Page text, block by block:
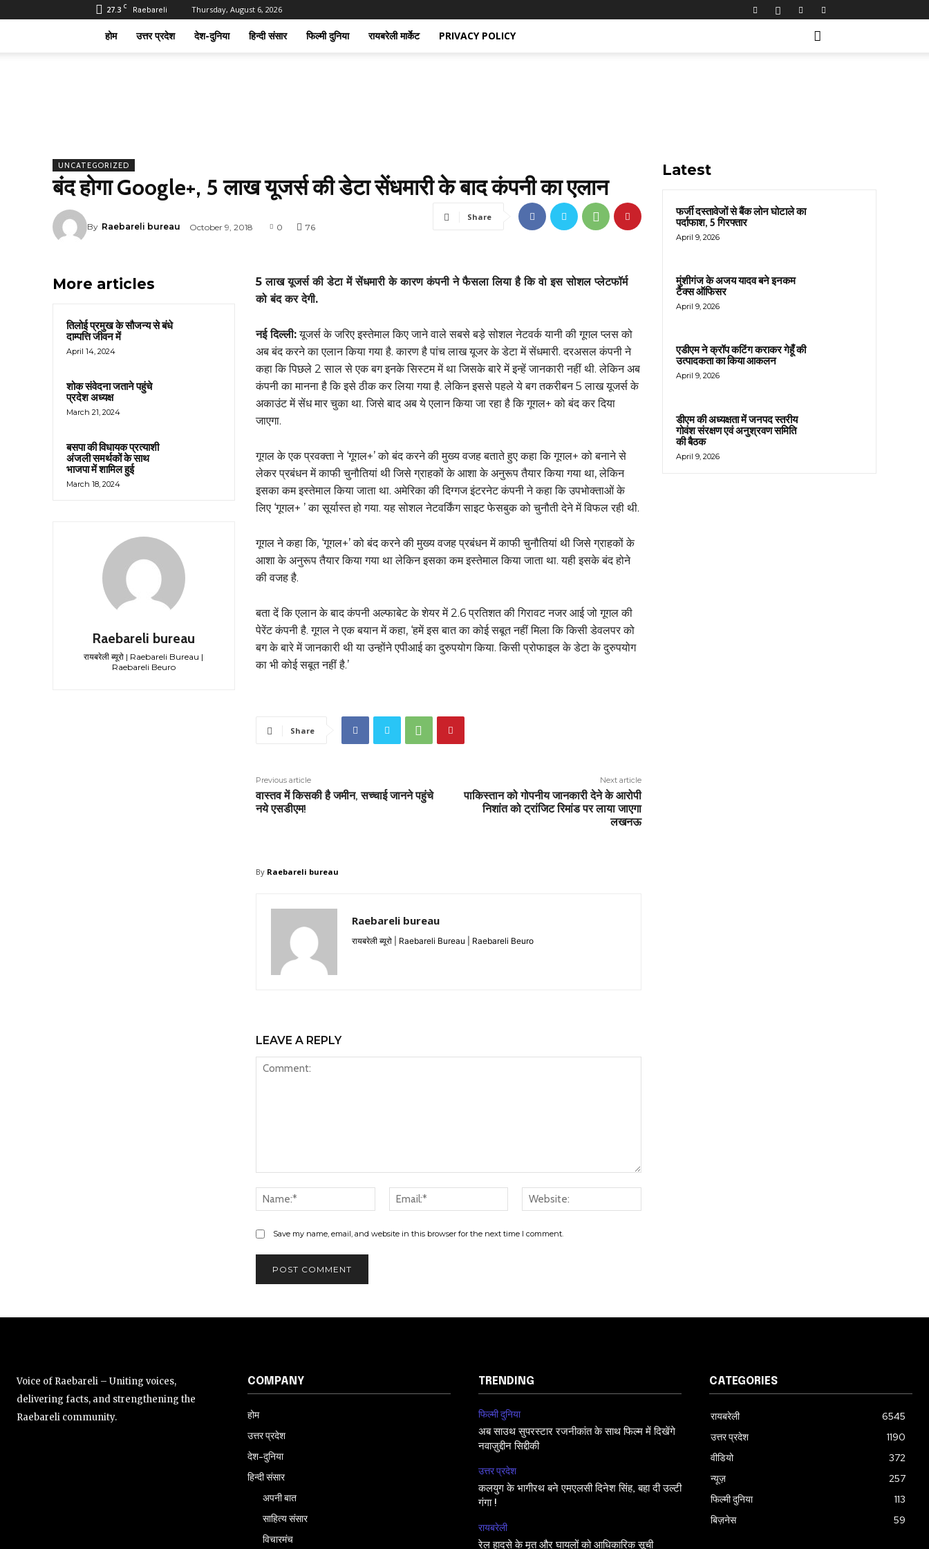
27.3 C Raebareli Thursday, August 6, 2026
होम उत्तर प्रदेश देश-दुनिया हिन्दी संसार फिल्मी दुनिया रायबरेली मार्केट PRIVACY POLICY
UNCATEGORIZED
बंद होगा Google+, 5 लाख यूजर्स की डेटा सेंधमारी के बाद कंपनी का एलान
By Raebareli bureau October 9, 2018 0 76
Share
More articles
तिलोई प्रमुख के सौजन्य से बंधे
दाम्पत्ति जीवन में
April 14, 2024
शोक संवेदना जताने पहुंचे
प्रदेश अध्यक्ष
March 21, 2024
बसपा की विधायक प्रत्याशी
अंजली समर्थकों के साथ
भाजपा में शामिल हुई
March 18, 2024
Raebareli bureau
रायबरेली ब्यूरो | Raebareli Bureau |
Raebareli Beuro
5 लाख यूजर्स की डेटा में सेंधमारी के कारण कंपनी ने फैसला लिया है कि वो इस सोशल प्लेटफॉर्म
को बंद कर देगी.
नई दिल्ली:यूजर्स के जरिए इस्तेमाल किए जाने वाले सबसे बड़े सोशल नेटवर्क यानी की गूगल प्लस को
अब बंद करने का एलान किया गया है. कारण है पांच लाख यूजर के डेटा में सेंधमारी. दरअसल कंपनी ने
कहा कि पिछले 2 साल से एक बग इनके सिस्टम में था जिसके बारे में इन्हें जानकारी नहीं थी. लेकिन अब
कंपनी का मानना है कि इसे ठीक कर लिया गया है. लेकिन इससे पहले ये बग तकरीबन 5 लाख यूजर्स के
अकाउंट में सेंध मार चुका था. जिसे बाद अब ये एलान किया जा रहा है कि गूगल+ को बंद कर दिया
जाएगा.
गूगल के एक प्रवक्ता ने ‘गूगल+’ को बंद करने की मुख्य वजह बताते हुए कहा कि गूगल+ को बनाने से
लेकर प्रबंधन में काफी चुनौतियां थी जिसे ग्राहकों के आशा के अनुरूप तैयार किया गया था, लेकिन
इसका कम इस्तेमाल किया जाता था. अमेरिका की दिग्गज इंटरनेट कंपनी ने कहा कि उपभोक्ताओं के
लिए ‘गूगल+ ’ का सूर्यास्त हो गया. यह सोशल नेटवर्किंग साइट फेसबुक को चुनौती देने में विफल रही थी.
गूगल ने कहा कि, ‘गूगल+’ को बंद करने की मुख्य वजह प्रबंधन में काफी चुनौतियां थी जिसे ग्राहकों के
आशा के अनुरूप तैयार किया गया था लेकिन इसका कम इस्तेमाल किया जाता था. यही इसके बंद होने
की वजह है.
बता दें कि एलान के बाद कंपनी अल्‍फाबेट के शेयर में 2.6 प्रतिशत की गिरावट नजर आई जो गूगल की
पेरेंट कंपनी है. गूगल ने एक बयान में कहा, ‘हमें इस बात का कोई सबूत नहीं मिला कि किसी डेवलपर को
बग के बारे में जानकारी थी या उन्‍होंने एपीआई का दुरुपयोग किया. किसी प्रोफाइल के डेटा के दुरुपयोग
का भी कोई सबूत नहीं है.’
Share
Previous article
वास्तव में किसकी है जमीन, सच्चाई जानने पहुंचे
नये एसडीएम!
Next article
पाकिस्तान को गोपनीय जानकारी देने के आरोपी
निशांत को ट्रांजिट रिमांड पर लाया जाएगा
लखनऊ
By Raebareli bureau
Raebareli bureau
रायबरेली ब्यूरो | Raebareli Bureau | Raebareli Beuro
LEAVE A REPLY
Name:*
Email:*
Save my name, email, and website in this browser for the next time I comment.
Latest
फर्जी दस्तावेजों से बैंक लोन घोटाले का
पर्दाफाश, 5 गिरफ्तार
April 9, 2026
मुंशीगंज के अजय यादव बने इनकम
टैक्स ऑफिसर
April 9, 2026
एडीएम ने क्रॉप कटिंग कराकर गेहूँ की
उत्पादकता का किया आकलन
April 9, 2026
डीएम की अध्यक्षता में जनपद स्तरीय
गोवंश संरक्षण एवं अनुश्रवण समिति
की बैठक
April 9, 2026
Voice of Raebareli – Uniting voices,
delivering facts, and strengthening the
Raebareli community.
COMPANY
होम
उत्तर प्रदेश
देश-दुनिया
हिन्दी संसार
अपनी बात
साहित्य संसार
विचारमंच
TRENDING
फिल्मी दुनिया
अब साउथ सुपरस्टार रजनीकांत के साथ फिल्म में दिखेंगे
नवाज़ुद्दीन सिद्दीकी
उत्तर प्रदेश
कलयुग के भागीरथ बने एमएलसी दिनेश सिंह, बहा दी उल्टी
गंगा !
रायबरेली
रेल हादसे के मृत और घायलों को आधिकारिक सूची
CATEGORIES
रायबरेली
6545
उत्तर प्रदेश
1190
वीडियो
372
न्यूज़
257
फिल्मी दुनिया
113
बिज़नेस
59